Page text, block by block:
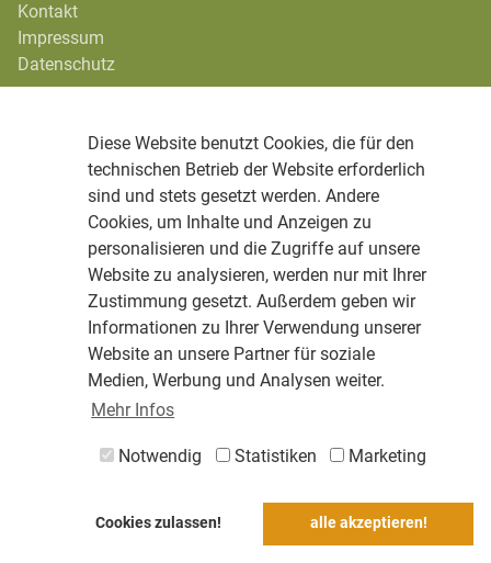
Diese Website benutzt Cookies, die für den
technischen Betrieb der Website erforderlich
sind und stets gesetzt werden. Andere
Cookies, um Inhalte und Anzeigen zu
personalisieren und die Zugriffe auf unsere
Website zu analysieren, werden nur mit Ihrer
Zustimmung gesetzt. Außerdem geben wir
Informationen zu Ihrer Verwendung unserer
Website an unsere Partner für soziale
Medien, Werbung und Analysen weiter.
Mehr Infos
Notwendig Statistiken Marketing
Cookies zulassen! alle akzeptieren!
Kontakt
Impressum
Datenschutz